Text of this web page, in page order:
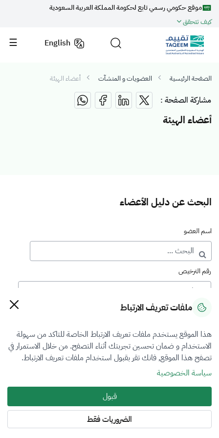
موقع حكومي رسمي تابع لحكومة المملكة العربية السعودية
كيف تتحقق
English
الصفحة الرئيسية العضويات و المنشآت أعضاء الهيئة
مشاركة الصفحة :
أعضاء الهيئة
البحث عن دليل الأعضاء
اسم العضو
رقم الترخيص
رقم العضوية
فرع التقييم
اختر
نوع العضوية
الكل
المنطقة
ملفات تعريف الارتباط
هذا الموقع يستخدم ملفات تعريف الارتباط الخاصة للتاكد من سهولة
الاستخدام و ضمان تحسين تجربتك أثناء التصفح. من خلال الاستمرار في
تصفح هذا الموقع, فانك تقر بقبول استخدام ملفات تعريف الارتباط.
سياسة الخصوصية
قبول
الضروريات فقط